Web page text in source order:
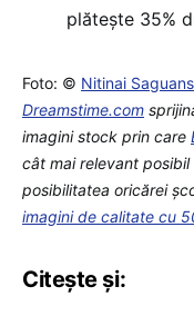
plătește 35%
Foto: © Nitinai
Dreamstime.com
imagini stock prin care
cât mai relevant posibil
posibilitatea oricărei
imagini de calitate cu
Citește și: